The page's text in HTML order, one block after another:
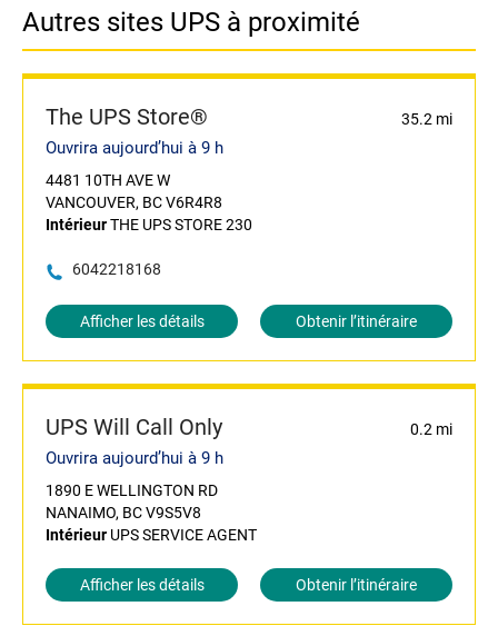
Autres sites UPS à proximité
The UPS Store® 35.2 mi
Ouvrira aujourd’hui à 9 h
4481 10TH AVE W
VANCOUVER, BC V6R4R8
IntérieurTHE UPS STORE 230
6042218168
Afficher les détails Obtenir l’itinéraire
UPS Will Call Only 0.2 mi
Ouvrira aujourd’hui à 9 h
1890 E WELLINGTON RD
NANAIMO, BC V9S5V8
Intérieur UPS SERVICE AGENT
Afficher les détails Obtenir l’itinéraire